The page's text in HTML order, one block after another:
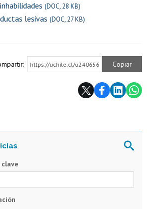
(DOC, 28 KB)
lesivas (DOC, 27 KB)
https://uchile.cl/u240656 Copiar